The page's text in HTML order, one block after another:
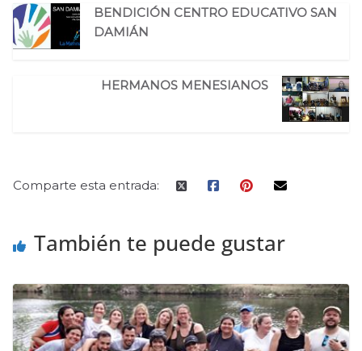
BENDICIÓN CENTRO EDUCATIVO SAN
DAMIÁN
HERMANOS MENESIANOS
Comparte esta entrada:
También te puede gustar